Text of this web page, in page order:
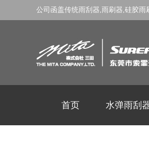
公司函盖传统雨刮器,雨刷器,硅胶雨
首页 水弹雨刮